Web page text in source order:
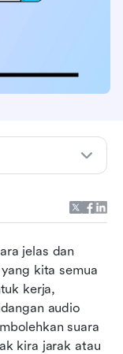
jelas dan
kita semua
kerja,
audio
suara
kira jarak atau
video
lain
perlu